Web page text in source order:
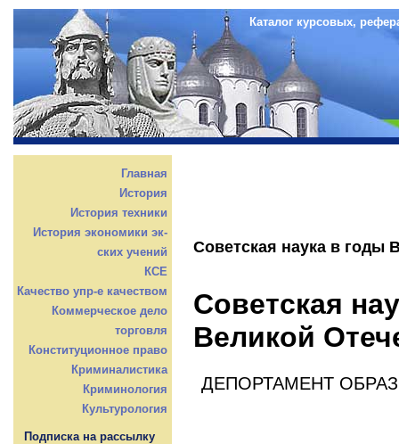
Каталог курсовых,
Главная
История
История техники
История экономики эк-
ских учений
КСЕ
Качество упр-е качеством
Коммерческое дело
торговля
Конституционное право
Криминалистика
Криминология
Культурология
Подписка на рассылку
Советская наука в годы
Советская
Великой
ДЕПОРТАМЕНТ